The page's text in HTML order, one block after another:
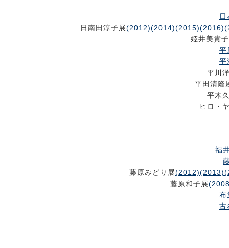
日南田淳子展(2012)(2014)(2015)(2016)
姫井美貴
平
平
平川
平田清隆
平木
ヒロ・
福
藤原みどり展(2012)(2013)
藤原和子展
布
古